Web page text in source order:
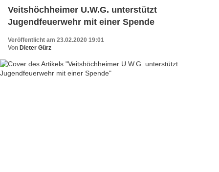
Veitshöchheimer U.W.G. unterstützt
Jugendfeuerwehr mit einer Spende
Veröffentlicht am 23.02.2020 19:01
Von Dieter Gürz